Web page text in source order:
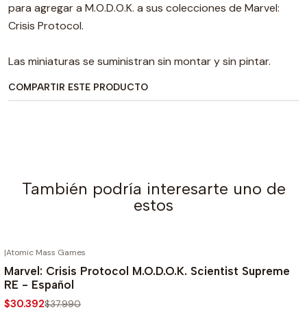
para agregar a M.O.D.O.K. a sus colecciones de Marvel:
Crisis Protocol.
Las miniaturas se suministran sin montar y sin pintar.
COMPARTIR ESTE PRODUCTO
También podría interesarte uno de
estos
-20%
|Atomic Mass Games
Marvel: Crisis Protocol M.O.D.O.K. Scientist Supreme
RE - Español
$30.392$37.990